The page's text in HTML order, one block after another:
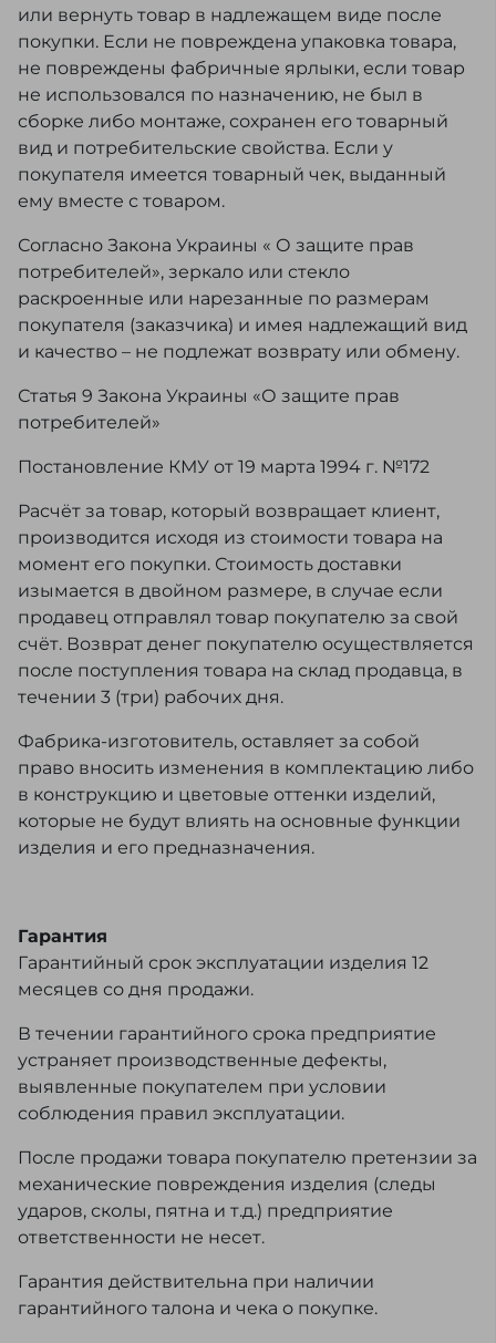
или вернуть товар в надлежащем виде после
покупки. Если не повреждена упаковка товара,
не повреждены фабричные ярлыки, если товар
не использовался по назначению, не был в
сборке либо монтаже, сохранен его товарный
вид и потребительские свойства. Если у
покупателя имеется товарный чек, выданный
ему вместе с товаром.
Согласно Закона Украины « О защите прав
потребителей», зеркало или стекло
раскроенные или нарезанные по размерам
покупателя (заказчика) и имея надлежащий вид
и качество – не подлежат возврату или обмену.
Статья 9 Закона Украины «О защите прав
потребителей»
Постановление КМУ от 19 марта 1994 г. №172
Расчёт за товар, который возвращает клиент,
производится исходя из стоимости товара на
момент его покупки. Стоимость доставки
изымается в двойном размере, в случае если
продавец отправлял товар покупателю за свой
счёт. Возврат денег покупателю осуществляется
после поступления товара на склад продавца, в
течении 3 (три) рабочих дня.
Фабрика-изготовитель, оставляет за собой
право вносить изменения в комплектацию либо
в конструкцию и цветовые оттенки изделий,
которые не будут влиять на основные функции
изделия и его предназначения.
Гарантия
Гарантийный срок эксплуатации изделия 12
месяцев со дня продажи.
В течении гарантийного срока предприятие
устраняет производственные дефекты,
выявленные покупателем при условии
соблюдения правил эксплуатации.
После продажи товара покупателю претензии за
механические повреждения изделия (следы
ударов, сколы, пятна и т.д.) предприятие
ответственности не несет.
Гарантия действительна при наличии
гарантийного талона и чека о покупке.